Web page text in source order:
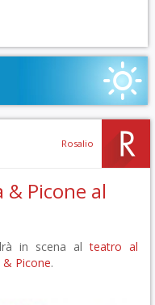
Rosalio
& Picone al
in scena alteatro al
& Picone.